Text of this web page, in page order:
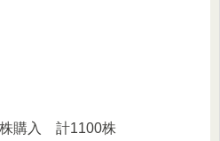
購入 計1100株